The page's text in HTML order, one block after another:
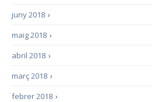
›
juny 2018
›
maig 2018
›
abril 2018
›
març 2018
›
febrer 2018